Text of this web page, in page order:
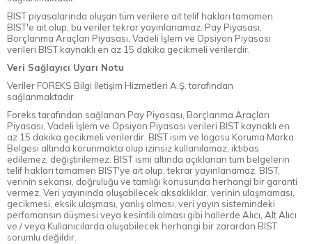
BIST piyasalarında oluşan tüm verilere ait telif hakları tamamen
BIST'e ait olup, bu veriler tekrar yayınlanamaz. Pay Piyasası,
Borçlanma Araçları Piyasası, Vadeli İşlem ve Opsiyon Piyasası
verileri BIST kaynaklı en az 15 dakika gecikmeli verilerdir.
Veri Sağlayıcı Uyarı Notu
Veriler FOREKS Bilgi İletişim Hizmetleri A.Ş. tarafından
sağlanmaktadır.
Foreks tarafından sağlanan Pay Piyasası, Borçlanma Araçları
Piyasası, Vadeli İşlem ve Opsiyon Piyasası verileri BIST kaynaklı en
az 15 dakika gecikmeli verilerdir. BIST isim ve logosu Koruma Marka
Belgesi altında korunmakta olup izinsiz kullanılamaz, iktibas
edilemez, değiştirilemez. BIST ismi altında açıklanan tüm belgelerin
telif hakları tamamen BIST'ye ait olup, tekrar yayınlanamaz. BIST,
verinin sekansı, doğruluğu ve tamlığı konusunda herhangi bir garanti
vermez. Veri yayınında oluşabilecek aksaklıklar, verinin ulaşmaması,
gecikmesi, eksik ulaşması, yanlış olması, veri yayın sistemindeki
perfomansın düşmesi veya kesintili olması gibi hallerde Alıcı, Alt Alıcı
ve / veya Kullanıcılarda oluşabilecek herhangi bir zarardan BIST
sorumlu değildir.